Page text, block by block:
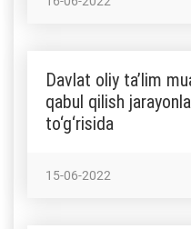
Davlat oliy ta’lim
qabul qilish
to‘g‘risida
15-06-2022